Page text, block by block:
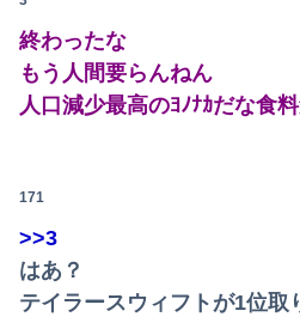
【王座戦】
浮気がバレた後、彼氏の嫁から
終わったな
もう人間要らんねん
人口減少最高のﾖﾉﾅｶだな食
171
>>3
はあ？
テイラースウィフトが1位取